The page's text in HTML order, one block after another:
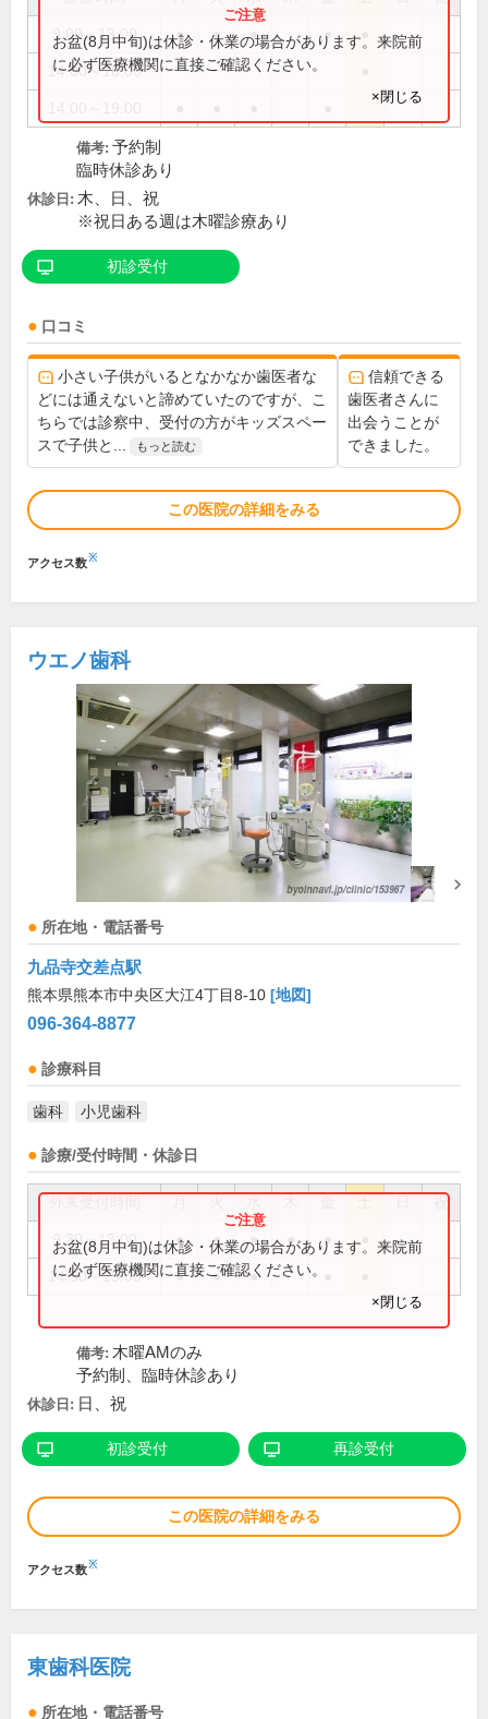
9:00～13:00 ● ● ● ●
14:00～18:00
お盆(8月中旬)は休診・休業の場合があります。来院前
に必ず医療機関に直接ご確認ください。
×閉じる
備考: 予約制
臨時休診あり
休診日: 木、日、祝
※祝日ある週は木曜診療あり
初診受付
口コミ
小さい子供がいるとなかなか歯医者な
どには通えないと諦めていたのですが、こ
ちらでは診察中、受付の方がキッズスペー
スで子供と...
もっと読む
信頼できる
歯医者さんに
出会うことが
できました。
この医院の詳細をみる
アクセス数※
ウエノ歯科
所在地・電話番号
九品寺交差点駅
熊本県熊本市中央区大江4丁目8-10 [地図]
096-364-8877
診療科目
歯科 小児歯科
診療/受付時間・休診日
祝
9:30～13:00 ● ● ● ● ●
14:30～19:00 ● ● ●
お盆(8月中旬)は休診・休業の場合があります。来院前
に必ず医療機関に直接ご確認ください。
×閉じる
備考: 木曜AMのみ
予約制、臨時休診あり
休診日: 日、祝
初診受付 再診受付
この医院の詳細をみる
アクセス数※
東歯科医院
所在地・電話番号